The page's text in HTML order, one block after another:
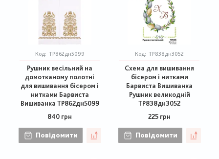
Код: ТР862дн5099
Рушник весільний на
домотканому полотні
для вишивання бісером і
нитками Барвиста
Вишиванка ТР862дн5099
840 грн
Повідомити
Код: ТР838дн3052
Схема для вишивання
бісером і нитками
Барвиста Вишиванка
Рушник великодній
ТР838дн3052
225 грн
Повідомити